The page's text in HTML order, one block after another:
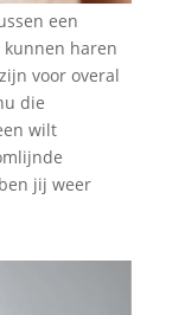
een
kunnen haren
voor overal
die
wilt
jij weer